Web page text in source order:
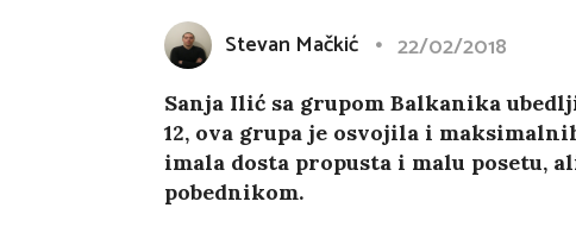
Stevan Mačkić 22/02/2018
Sanja Ilić sa grupom Balkanika
12, ova grupa je osvojila i
imala dosta propusta i malu posetu,
pobednikom.